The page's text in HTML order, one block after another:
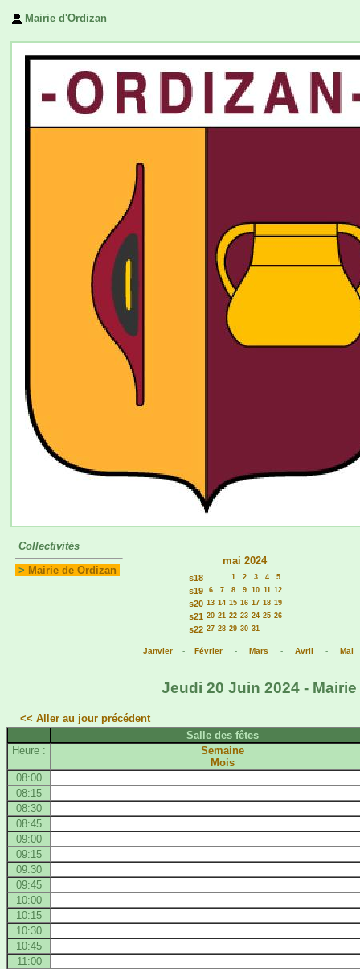
Mairie d'Ordizan
Collectivités
> Mairie de Ordizan
mai 2024
s18 1 2 3 4 5
s19 6 7 8 9 10 11 12
s20 13 14 15 16 17 18 19
s21 20 21 22 23 24 25 26
s22 27 28 29 30 31
Janvier - Février - Mars - Avril - Mai
Jeudi 20 Juin 2024 -
<< Aller au jour précédent
Salle des fêtes
Heure :
Semaine
Mois
08:00
08:15
08:30
08:45
09:00
09:15
09:30
09:45
10:00
10:15
10:30
10:45
11:00